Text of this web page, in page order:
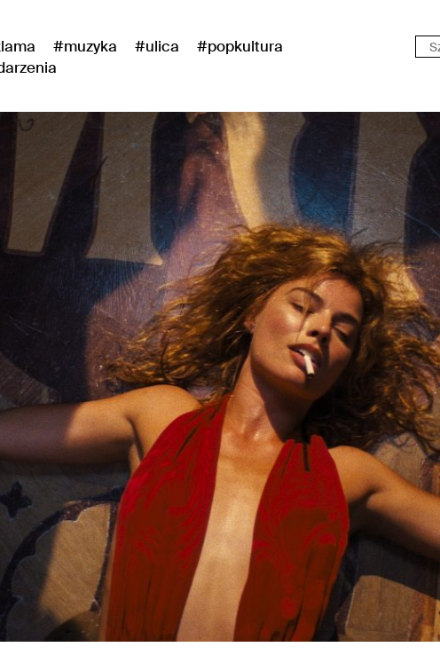
#muzyka #ulica
#popkultura